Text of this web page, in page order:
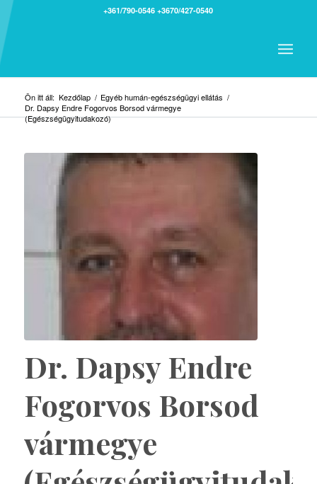
+361/790-0546 +3670/427-0540
Ön itt áll: Kezdőlap / Egyéb humán-egészségügyi ellátás /
Dr. Dapsy Endre Fogorvos Borsod vármegye
(Egészségügyitudakozó)
Dr. Dapsy Endre
Fogorvos Borsod
vármegye